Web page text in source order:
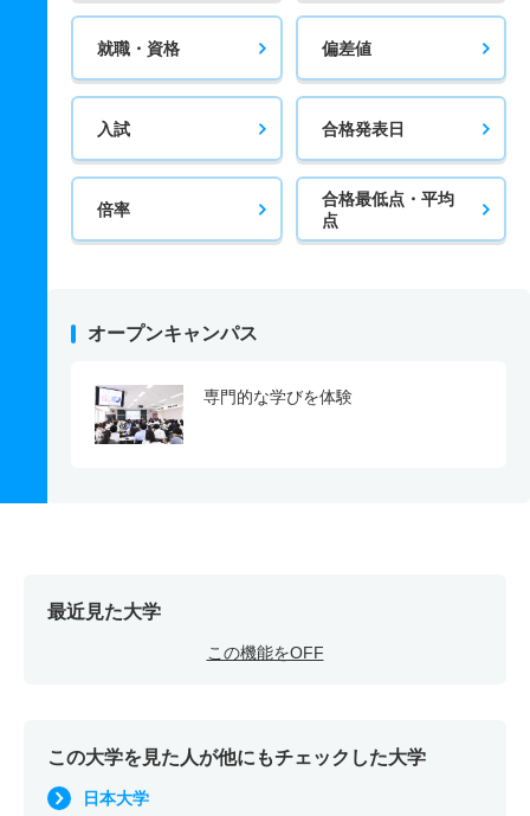
就職・資格 偏差値
入試 合格発表日
倍率
合格最低点・平均
点
オープンキャンパス
専門的な学びを体験
最近見た大学
この機能をOFF
この大学を見た人が他にもチェックした大学
日本大学